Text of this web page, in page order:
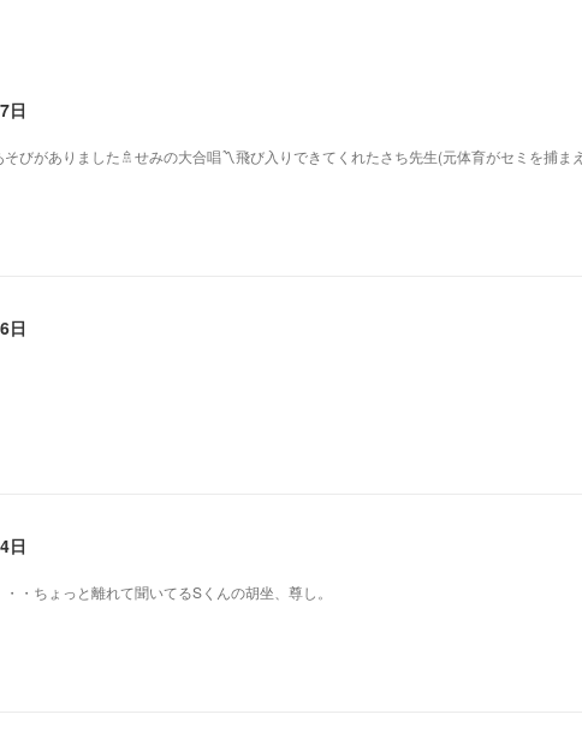
日
びがありました🚿せみの大合唱〽飛び入りできてくれたさち先生(元体育がセミを捕ま
日
日
・ちょっと離れて聞いてるSくんの胡坐、尊し。